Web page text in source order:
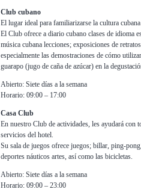
Club cubano
El lugar ideal para familiarizarse la cultura
El Club ofrece a diario cubano clases de idioma
música cubana lecciones; exposiciones de
especialmente las demostraciones de cómo
guarapo (jugo de caña de azúcar) en la
Abierto: Siete días a la semana
Horario: 09:00 – 17:00
Casa Club
En nuestro Club de actividades, les ayudará con
servicios del hotel.
Su sala de juegos ofrece juegos; billar, ping-
deportes náuticos artes, así como las bicicletas.
Abierto: Siete días a la semana
Horario: 09:00 – 23:00